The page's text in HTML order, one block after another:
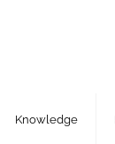
Knowledge